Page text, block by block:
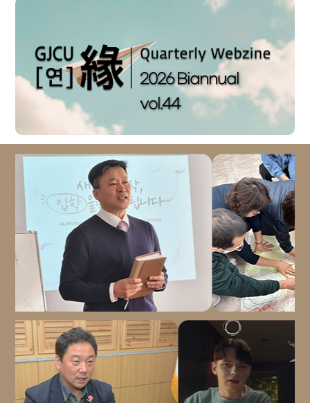
2026학년도 2학기 수강신청 정정기간
2026학년도 2학기 개강
08. 31(월)~09. 11(금)
개인정보 확인 및 수정 기간
2026 Biannual
vol.44